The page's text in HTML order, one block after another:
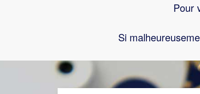
Pour
Si